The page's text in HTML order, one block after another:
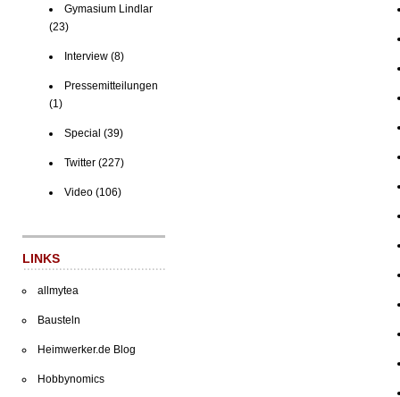
Gymasium Lindlar
(23)
Interview (8)
Pressemitteilungen
(1)
Special (39)
Twitter (227)
Video (106)
LINKS
allmytea
Bausteln
Heimwerker.de Blog
Hobbynomics